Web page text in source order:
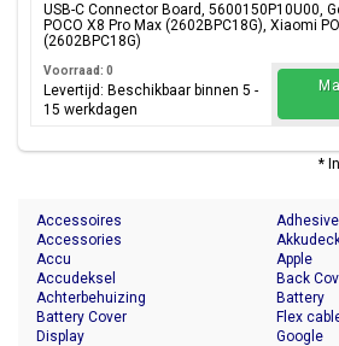
USB-C Connector Board, 5600150P10U00,
POCO X8 Pro Max (2602BPC18G), Xiaomi
(2602BPC18G)
Voorraad: 0
Levertijd: Beschikbaar binnen 5 -
15 werkdagen
*
Accessoires
Accessories
Accu
Accudeksel
Achterbehuizing
Apple
Back
Battery
Battery Cover
Display
Flex
Google